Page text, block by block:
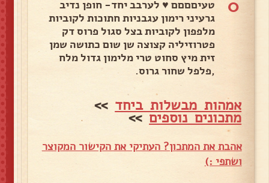
0
טעיםםםם ♥️ לערבב יחד- חופן נדיב
גרעיני רימון עגבניות חתוכות לקוביות
מלפפון לקוביות בצל סגול פרוס דק
פטרוזיליה קצוצה שן שום כתושה שמן
זית מיץ סחוט טרי מלימון גדול מלח
,פלפל שחור גרוס.
אמהות מבשלות ביחד >>
מתכונים נוספים>>
אהבת את המתכון? העתיקי את הקישור המקוצר
ושתפי :)